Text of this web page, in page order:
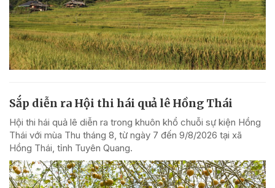
Sắp diễn ra Hội thi hái quả lê Hồng Thái
Hội thi hái quả lê diễn ra trong khuôn khổ chuỗi sự kiện Hồng
Thái với mùa Thu tháng 8, từ ngày 7 đến 9/8/2026 tại xã
Hồng Thái, tỉnh Tuyên Quang.